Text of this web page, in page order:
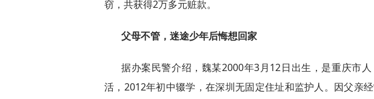
窃，共获得2万多元赃款。
父母不管，迷途少年后悔想回家
据办案民警介绍，魏某2000年3月12日出生，是重庆市
活，2012年初中辍学，在深圳无固定住址和监护人。因父亲